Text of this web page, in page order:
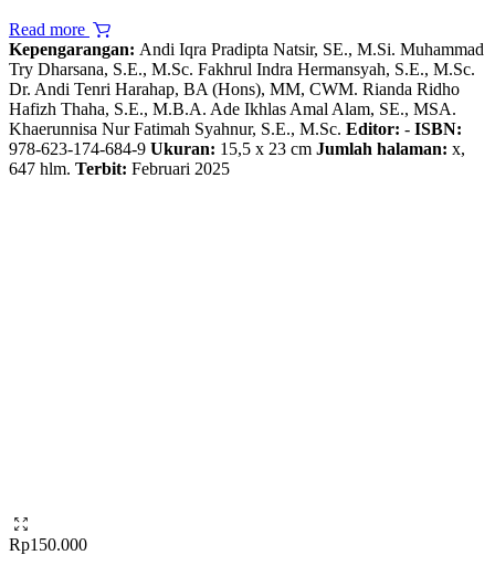
Read more
Kepengarangan: Andi Iqra Pradipta Natsir, SE., M.Si. Muhammad
Try Dharsana, S.E., M.Sc. Fakhrul Indra Hermansyah, S.E., M.Sc.
Dr. Andi Tenri Harahap, BA (Hons), MM, CWM. Rianda Ridho
Hafizh Thaha, S.E., M.B.A. Ade Ikhlas Amal Alam, SE., MSA.
Khaerunnisa Nur Fatimah Syahnur, S.E., M.Sc. Editor: - ISBN:
978-623-174-684-9 Ukuran: 15,5 x 23 cm Jumlah halaman: x,
647 hlm. Terbit: Februari 2025
Rp150.000